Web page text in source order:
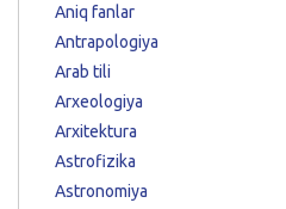
Aniq fanlar
Antrapologiya
Arab tili
Arxeologiya
Arxitektura
Astrofizika
Astronomiya